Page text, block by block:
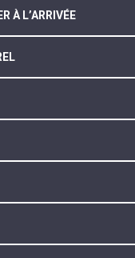
À L’ARRIVÉE